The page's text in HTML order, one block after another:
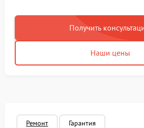
Получить
Наши цены
Ремонт Гарантия